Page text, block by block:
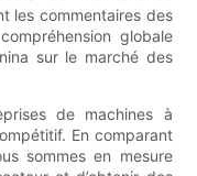
les commentaires des
globale
sur le marché des
de machines à
En comparant
sommes en mesure